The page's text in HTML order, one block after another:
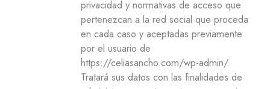
privacidad y normativas de acceso que
pertenezcan a la red social que proceda
en cada caso y aceptadas previamente
por el usuario de
https://celiasancho.com/wp-admin/.
Tratará sus datos con las finalidades de